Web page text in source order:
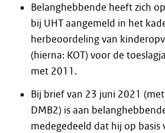
Belanghebbende heeft zich
bij UHT aangemeld in het
herbeoordeling van
(hierna: KOT) voor de
met 2011.
Bij brief van 23 juni 2021
DMB2) is aan
medegedeeld dat hij op basis